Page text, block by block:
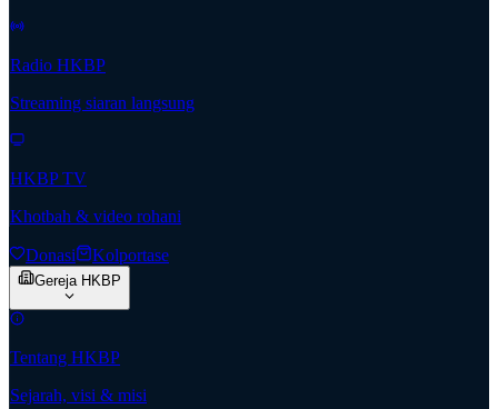
Radio HKBP
Streaming siaran langsung
HKBP TV
Khotbah & video rohani
Donasi Kolportase
Gereja HKBP
Tentang HKBP
Sejarah, visi & misi